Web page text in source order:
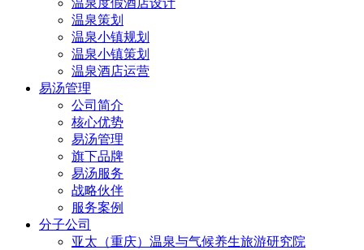
温泉策划
温泉小镇规划
温泉小镇策划
温泉酒店运营
易汤管理
公司简介
核心优势
易汤管理
旗下品牌
易汤服务
战略伙伴
服务案例
分子公司
亚太（重庆）温泉与气候养生旅游研究院